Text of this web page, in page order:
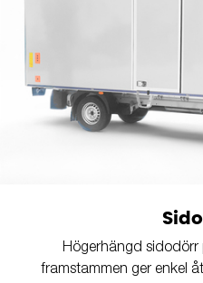
Högerhängd
framstammen ger enkel